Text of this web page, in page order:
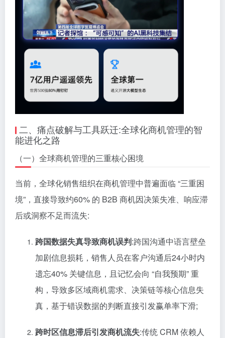
二、痛点破解与工具跃迁:全球化商机管理的智
能进化之路
（一）全球商机管理的三重核心困境
当前，全球化销售组织在商机管理中普遍面临 “三重困
境”，直接导致约60% 的 B2B 商机因决策失准、响应滞
后或洞察不足而流失:
跨国数据失真导致商机误判:跨国沟通中语言壁垒
加剧信息损耗，销售人员在客户沟通后24小时内
遗忘40% 关键信息，且记忆会向 “自我预期” 重
构，导致多区域商机需求、决策链等核心信息失
真，基于错误数据的判断直接引发赢单率下滑;
跨时区信息滞后引发商机流失:传统 CRM 依赖人